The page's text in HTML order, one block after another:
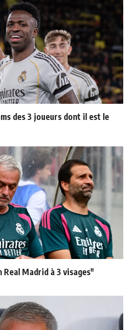
des 3 joueurs dont il est le
Real Madrid à 3 visages"